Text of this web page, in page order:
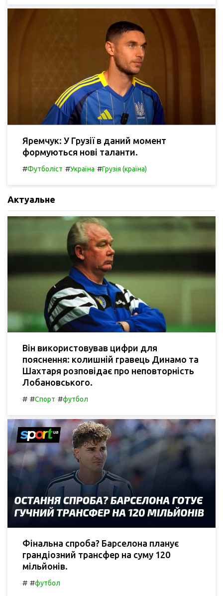
Яремчук: У Грузії в даний момент
формуються нові таланти.
#Футболіст #Україна #Грузія (країна)
Актуальне
Він використовував цифри для
пояснення: колишній гравець Динамо та
Шахтаря розповідає про неповторність
Лобановського.
# #Спорт #футбол
Фінальна спроба? Барселона планує
грандіозний трансфер на суму 120
мільйонів.
# #футбол